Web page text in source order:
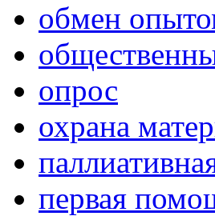
обмен
опрос
охрана
первая